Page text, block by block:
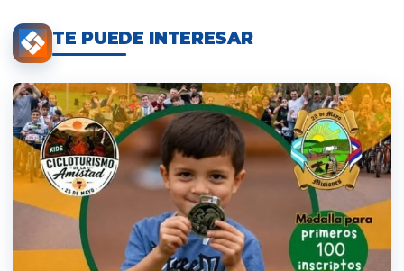
TE PUEDE INTERESAR